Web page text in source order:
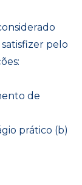
pelo
de
prático (b)